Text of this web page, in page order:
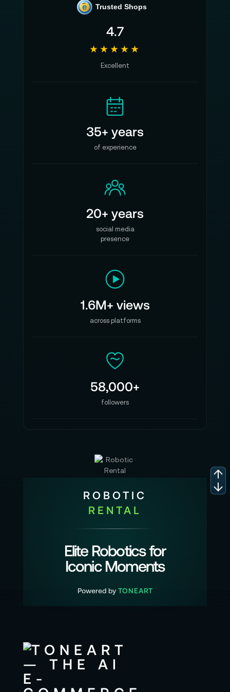
e Trusted Shops
4.7
★★★★★
Excellent
35+ years
of experience
20+ years
social media
presence
1.6M+ views
across platforms
58,000+
followers
ROBOTIC
RENTAL
Elite Robotics for
Iconic Moments
Powered by TONEART